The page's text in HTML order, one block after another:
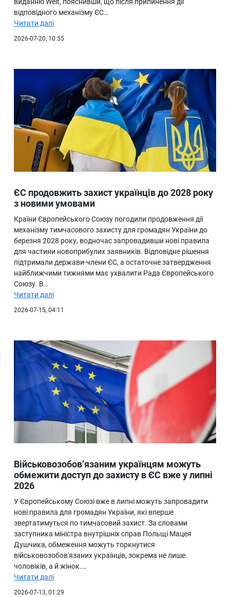
виданню Welt, пояснивши, що після припинення дії
відповідного механізму ЄС…
Читати далі
2026-07-20, 10:55
ЄС продовжить захист українців до 2028 року
з новими умовами
Країни Європейського Союзу погодили продовження дії
механізму тимчасового захисту для громадян України до
березня 2028 року, водночас запровадивши нові правила
для частини новоприбулих заявників. Відповідне рішення
підтримали держави-члени ЄС, а остаточне затвердження
найближчими тижнями має ухвалити Рада Європейського
Союзу. В…
Читати далі
2026-07-15, 04:11
Військовозобов’язаним українцям можуть
обмежити доступ до захисту в ЄС вже у липні
2026
У Європейському Союзі вже в липні можуть запровадити
нові правила для громадян України, які вперше
звертатимуться по тимчасовий захист. За словами
заступника міністра внутрішніх справ Польщі Мацея
Душчика, обмеження можуть торкнутися
військовозобов'язаних українців, зокрема не лише
чоловіків, а й жінок.…
Читати далі
2026-07-13, 01:29